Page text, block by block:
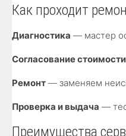
Как проходит
Диагностика — мастер
Согласование стоимости
Ремонт — заменяем
Проверка и выдача —
Преимущества